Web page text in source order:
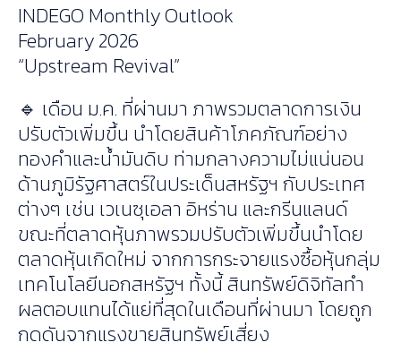
INDEGO Monthly Outlook
February 2026
“Upstream Revival”
🔹 เดือน ม.ค. ที่ผ่านมา ภาพรวมตลาดการเงิน
ปรับตัวเพิ่มขึ้น นำโดยสินค้าโภคภัณฑ์อย่าง
ทองคำและน้ำมันดิบ ท่ามกลางความไม่แน่นอน
ด้านภูมิรัฐศาสตร์ในประเด็นสหรัฐฯ กับประเทศ
ต่างๆ เช่น เวเนซุเอลา อิหร่าน และกรีนแลนด์
ขณะที่ตลาดหุ้นภาพรวมปรับตัวเพิ่มขึ้นนำโดย
ตลาดหุ้นเกิดใหม่ จากการกระจายแรงซื้อหุ้นกลุ่ม
เทคโนโลยีนอกสหรัฐฯ ทั้งนี้ สินทรัพย์ดิจิทัลทำ
ผลตอบแทนได้แย่ที่สุดในเดือนที่ผ่านมา โดยถูก
กดดันจากแรงขายสินทรัพย์เสี่ยง